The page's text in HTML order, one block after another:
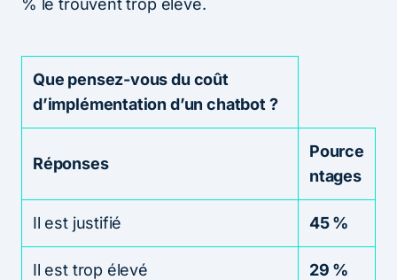
% le trouvent trop élevé.
Que pensez-vous du coût
d’implémentation d’un chatbot ?
Réponses
Pource
ntages
Il est justifié 45 %
Il est trop élevé 29 %